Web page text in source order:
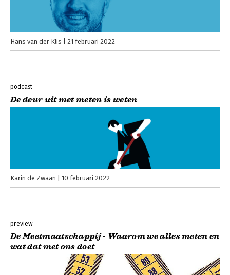
Hans van der Klis 21 februari 2022
podcast
De deur uit met meten is weten
Karin de Zwaan 10 februari 2022
preview
De Meetmaatschappij - Waarom we alles meten en
wat dat met ons doet